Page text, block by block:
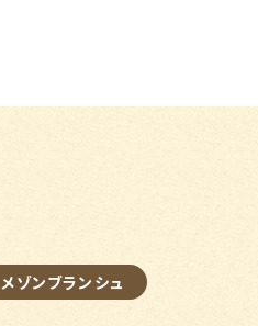
メゾンブランシュ